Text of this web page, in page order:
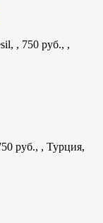
, 750 руб., ,
руб., , Турция,